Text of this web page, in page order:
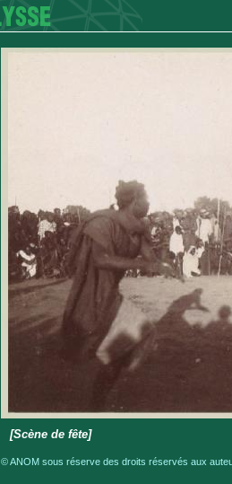
[Scène de fête]
© ANOM sous réserve des droits réservés aux